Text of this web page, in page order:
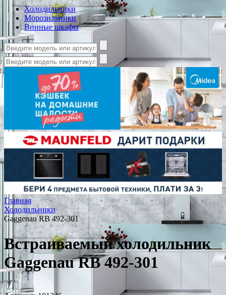
Холодильники
Морозильники
Винные шкафы
Главная
Холодильники
Gaggenau RB 492-301
Встраиваемый холодильник
Gaggenau RB 492-301